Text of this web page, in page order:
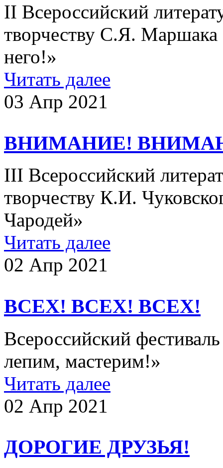
II Всероссийский
творчеству С.Я.
него!»
Читать далее
03 Апр 2021
ВНИМАНИЕ!
III Всероссийский
творчеству К.И.
Чародей»
Читать далее
02 Апр 2021
ВСЕХ! ВСЕХ! ВСЕХ!
Всероссийский
лепим, мастерим!»
Читать далее
02 Апр 2021
ДОРОГИЕ ДРУЗЬЯ!